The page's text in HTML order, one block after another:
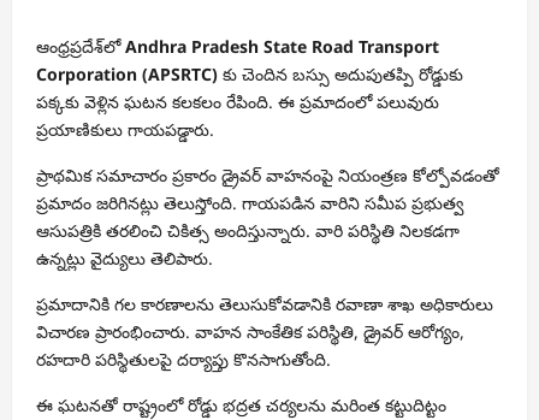
ఆంధ్రప్రదేశ్‌లోAndhra Pradesh State Road Transport
Corporation (APSRTC) కు చెందిన బస్సు అదుపుతప్పి రోడ్డుకు
పక్కకు వెళ్లిన ఘటన కలకలం రేపింది. ఈ ప్రమాదంలో పలువురు
ప్రయాణికులు గాయపడ్డారు.
ప్రాథమిక సమాచారం ప్రకారం డ్రైవర్ వాహనంపై నియంత్రణ కోల్పోవడంతో
ప్రమాదం జరిగినట్లు తెలుస్తోంది. గాయపడిన వారిని సమీప ప్రభుత్వ
ఆసుపత్రికి తరలించి చికిత్స అందిస్తున్నారు. వారి పరిస్థితి నిలకడగా
ఉన్నట్లు వైద్యులు తెలిపారు.
ప్రమాదానికి గల కారణాలను తెలుసుకోవడానికి రవాణా శాఖ అధికారులు
విచారణ ప్రారంభించారు. వాహన సాంకేతిక పరిస్థితి, డ్రైవర్ ఆరోగ్యం,
రహదారి పరిస్థితులపై దర్యాప్తు కొనసాగుతోంది.
ఈ ఘటనతో రాష్ట్రంలో రోడ్డు భద్రత చర్యలను మరింత కట్టుదిట్టం